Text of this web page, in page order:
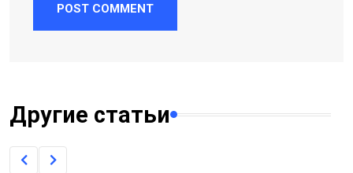
POST COMMENT
Другие статьи